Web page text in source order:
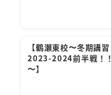
【鶴瀬東校〜冬期講習
2023-2024前半戦！！
〜】